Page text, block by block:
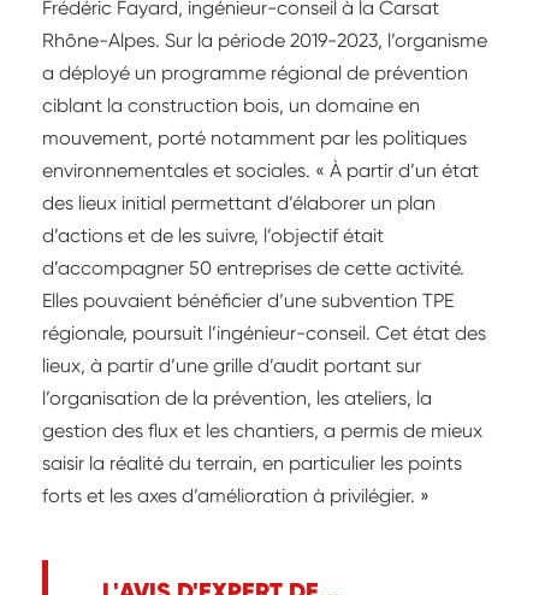
Frédéric Fayard, ingénieur-conseil à la Carsat
Rhône-Alpes. Sur la période 2019-2023, l’organisme
a déployé un programme régional de prévention
ciblant la construction bois, un domaine en
mouvement, porté notamment par les politiques
environnementales et sociales. « À partir d’un état
des lieux initial permettant d’élaborer un plan
d’actions et de les suivre, l’objectif était
d’accompagner 50 entreprises de cette activité.
Elles pouvaient bénéficier d’une subvention TPE
régionale, poursuit l’ingénieur-conseil. Cet état des
lieux, à partir d’une grille d’audit portant sur
l’organisation de la prévention, les ateliers, la
gestion des flux et les chantiers, a permis de mieux
saisir la réalité du terrain, en particulier les points
forts et les axes d’amélioration à privilégier. »